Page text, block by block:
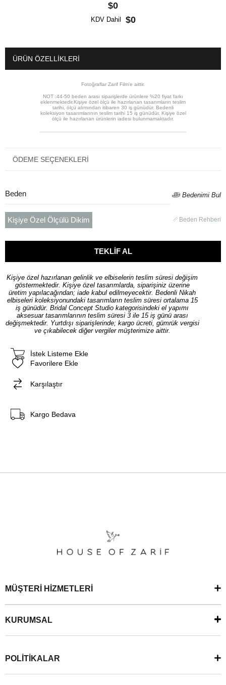
$0
KDV Dahil $0
ÜRÜN ÖZELLIKLERI
Fotoğraflar Zarif Film'e aittir.
NOT :44-50 beden arası siparişlerde ürünlere %20 fiyat farkı
eklenmektedir.Kişiye özel ölçü ile hazırlanan tasarımların teslim
tarihi, ölçü alımından itibaren 30 iş günüdür. Bedenli
koleksiyon tasarımlarının teslim tarihi 15 iş günüdür. Kişiye özel
ölçü ile hazırlanan ürünlerin iadesi bulunmamaktadır.
ÖDEME SEÇENEKLERI
Bedenimi Bul
Beden Rehberi
Beden
Kişiye Özel Ölçülü Dikim
Kişiye özel hazırlanan gelinlik ve elbiselerin teslim süresi değişim
göstermektedir. Kişiye özel tasarımlarda, siparişiniz üzerine
üretim yapılacağından; iade kabul edilmeyecektir. Bedenli Nikah
elbiseleri koleksiyonundaki tasarımların teslim süresi ortalama 15
iş günüdür. Bridal Concept Studio kategorisindeki el yapımı
aksesuar tasarımlarının teslim süresi 3 ile 15 iş günü arası
değişmektedir. Yurtdışı siparişlerinde; kargo ücreti, gümrük vergisi
ve çıkabilecek diğer vergiler müşterimize aittir.
Favorilere Ekle
İstek Listeme Ekle
Karşılaştır
Kargo Bedava
MÜŞTERİ HİZMETLERİ
KURUMSAL
POLİTİKALAR